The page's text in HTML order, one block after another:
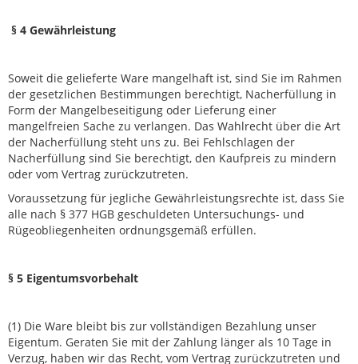
§ 4 Gewährleistung
Soweit die gelieferte Ware mangelhaft ist, sind Sie im Rahmen
der gesetzlichen Bestimmungen berechtigt, Nacherfüllung in
Form der Mangelbeseitigung oder Lieferung einer
mangelfreien Sache zu verlangen. Das Wahlrecht über die Art
der Nacherfüllung steht uns zu. Bei Fehlschlagen der
Nacherfüllung sind Sie berechtigt, den Kaufpreis zu mindern
oder vom Vertrag zurückzutreten.
Voraussetzung für jegliche Gewährleistungsrechte ist, dass Sie
alle nach § 377 HGB geschuldeten Untersuchungs- und
Rügeobliegenheiten ordnungsgemäß erfüllen.
§ 5 Eigentumsvorbehalt
(1) Die Ware bleibt bis zur vollständigen Bezahlung unser
Eigentum. Geraten Sie mit der Zahlung länger als 10 Tage in
Verzug, haben wir das Recht, vom Vertrag zurückzutreten und